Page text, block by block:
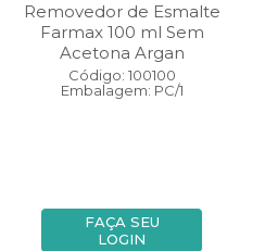
Removedor de Esmalte
Farmax 100 ml Sem
Acetona Argan
Código: 100100
Embalagem: PC/1
FAÇA SEU
LOGIN